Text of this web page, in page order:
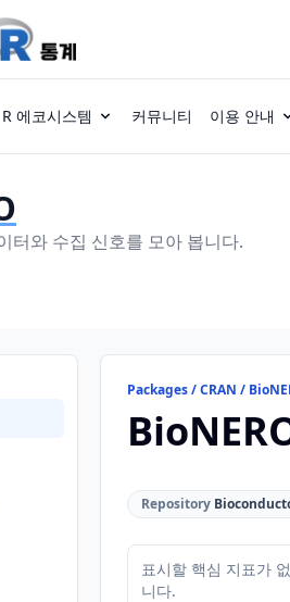
R 에코시스템 커뮤니티 이용 안내
터와 수집 신호를 모아 봅니다.
Packages / CRAN /
Repository
표시할 핵심 지표가
니다.